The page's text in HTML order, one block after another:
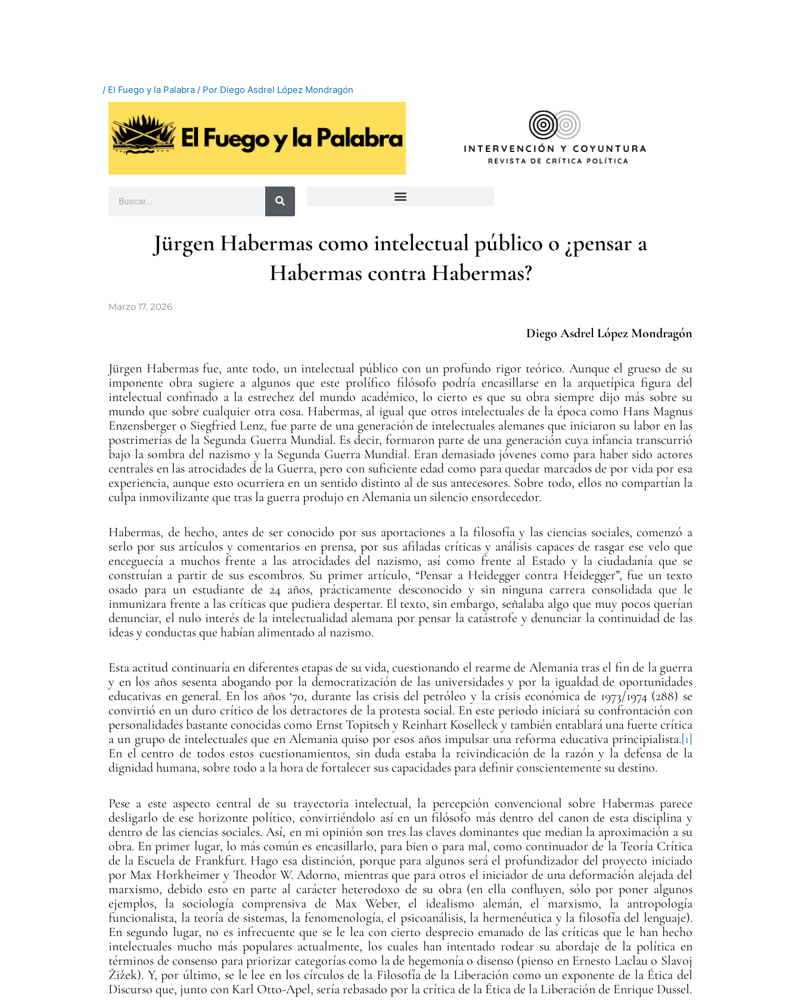
/ El Fuego y la Palabra / Por Diego Asdrel López Mondragón
Jürgen Habermas como intelectual público o ¿pensar a
Habermas contra Habermas?
Marzo 17, 2026
Diego Asdrel López Mondragón
Jürgen Habermas fue, ante todo, un intelectual público con un profundo rigor teórico. Aunque el grueso de su
imponente obra sugiere a algunos que este prolífico filósofo podría encasillarse en la arquetípica figura del
intelectual confinado a la estrechez del mundo académico, lo cierto es que su obra siempre dijo más sobre su
mundo que sobre cualquier otra cosa. Habermas, al igual que otros intelectuales de la época como Hans Magnus
Enzensberger o Siegfried Lenz, fue parte de una generación de intelectuales alemanes que iniciaron su labor en las
postrimerías de la Segunda Guerra Mundial. Es decir, formaron parte de una generación cuya infancia transcurrió
bajo la sombra del nazismo y la Segunda Guerra Mundial. Eran demasiado jóvenes como para haber sido actores
centrales en las atrocidades de la Guerra, pero con suficiente edad como para quedar marcados de por vida por esa
experiencia, aunque esto ocurriera en un sentido distinto al de sus antecesores. Sobre todo, ellos no compartían la
culpa inmovilizante que tras la guerra produjo en Alemania un silencio ensordecedor.
Habermas, de hecho, antes de ser conocido por sus aportaciones a la filosofía y las ciencias sociales, comenzó a
serlo por sus artículos y comentarios en prensa, por sus afiladas críticas y análisis capaces de rasgar ese velo que
enceguecía a muchos frente a las atrocidades del nazismo, así como frente al Estado y la ciudadanía que se
construían a partir de sus escombros. Su primer artículo, “Pensar a Heidegger contra Heidegger”, fue un texto
osado para un estudiante de 24 años, prácticamente desconocido y sin ninguna carrera consolidada que le
inmunizara frente a las críticas que pudiera despertar. El texto, sin embargo, señalaba algo que muy pocos querían
denunciar, el nulo interés de la intelectualidad alemana por pensar la catástrofe y denunciar la continuidad de las
ideas y conductas que habían alimentado al nazismo.
Esta actitud continuaría en diferentes etapas de su vida, cuestionando el rearme de Alemania tras el fin de la guerra
y en los años sesenta abogando por la democratización de las universidades y por la igualdad de oportunidades
educativas en general. En los años ‘70, durante las crisis del petróleo y la crisis económica de 1973/1974 (288) se
convirtió en un duro crítico de los detractores de la protesta social. En este periodo iniciará su confrontación con
personalidades bastante conocidas como Ernst Topitsch y Reinhart Koselleck y también entablará una fuerte crítica
a un grupo de intelectuales que en Alemania quiso por esos años impulsar una reforma educativa principialista.[1]
En el centro de todos estos cuestionamientos, sin duda estaba la reivindicación de la razón y la defensa de la
dignidad humana, sobre todo a la hora de fortalecer sus capacidades para definir conscientemente su destino.
Pese a este aspecto central de su trayectoria intelectual, la percepción convencional sobre Habermas parece
desligarlo de ese horizonte político, convirtiéndolo así en un filósofo más dentro del canon de esta disciplina y
dentro de las ciencias sociales. Así, en mi opinión son tres las claves dominantes que median la aproximación a su
obra. En primer lugar, lo más común es encasillarlo, para bien o para mal, como continuador de la Teoría Crítica
de la Escuela de Frankfurt. Hago esa distinción, porque para algunos será el profundizador del proyecto iniciado
por Max Horkheimer y Theodor W. Adorno, mientras que para otros el iniciador de una deformación alejada del
marxismo, debido esto en parte al carácter heterodoxo de su obra (en ella confluyen, sólo por poner algunos
ejemplos, la sociología comprensiva de Max Weber, el idealismo alemán, el marxismo, la antropología
funcionalista, la teoría de sistemas, la fenomenología, el psicoanálisis, la hermenéutica y la filosofía del lenguaje).
En segundo lugar, no es infrecuente que se le lea con cierto desprecio emanado de las críticas que le han hecho
intelectuales mucho más populares actualmente, los cuales han intentado rodear su abordaje de la política en
términos de consenso para priorizar categorías como la de hegemonía o disenso (pienso en Ernesto Laclau o Slavoj
Žižek). Y, por último, se le lee en los círculos de la Filosofía de la Liberación como un exponente de la Ética del
Discurso que, junto con Karl Otto-Apel, sería rebasado por la crítica de la Ética de la Liberación de Enrique Dussel.